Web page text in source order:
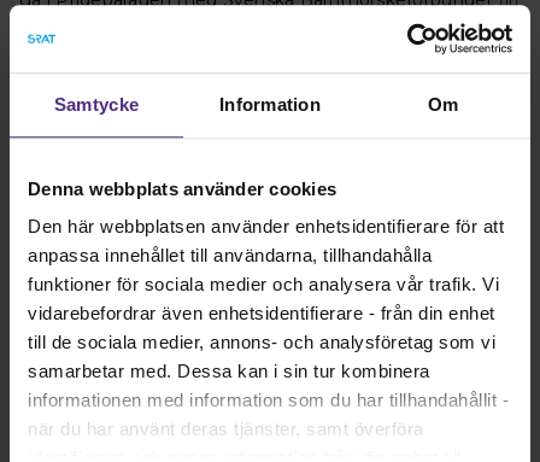
Samtycke Information Om
Denna webbplats använder cookies
Den här webbplatsen använder enhetsidentifierare för att
anpassa innehållet till användarna, tillhandahålla
funktioner för sociala medier och analysera vår trafik. Vi
vidarebefordrar även enhetsidentifierare - från din enhet
till de sociala medier, annons- och analysföretag som vi
samarbetar med. Dessa kan i sin tur kombinera
informationen med information som du har tillhandahållit -
när du har använt deras tjänster, samt överföra
Ett stort och varmt grattis på 140-årsdagen
Med stolthet och största glädje gratulerar jag oss
barnmorskor till att vår organisation, Svenska